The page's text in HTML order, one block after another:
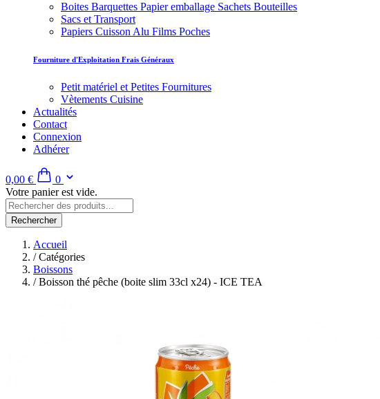
Boites Barquettes Papier emballage Sachets Bouteilles
Sacs et Transport
Papiers Cuisson Alu Films Poches
Fourniture d'Exploitation Frais Généraux
Petit matériel et Petites Fournitures
Vètements Cuisine
Actualités
Contact
Connexion
Adhérer
0,00 €
0
Votre panier est vide.
Rechercher
Accueil
/Catégories
Boissons
/Boisson thé pêche (boite slim 33cl x24) - ICE TEA